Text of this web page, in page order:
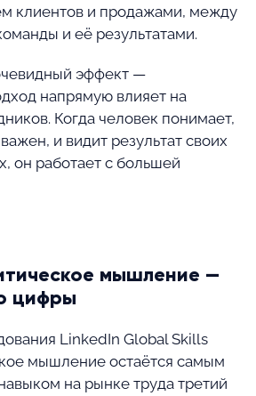
клиентов и продажами, между
и её результатами.
эффект —
напрямую влияет на
Когда человек понимает,
и видит результат своих
он работает с большей
мышление —
цифры
LinkedIn Global Skills
мышление остаётся самым
на рынке труда третий